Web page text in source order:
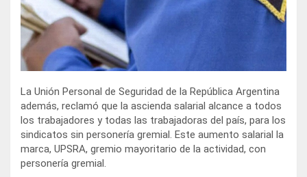
La Unión Personal de Seguridad de la República Argentina
además, reclamó que la ascienda salarial alcance a todos
los trabajadores y todas las trabajadoras del país, para los
sindicatos sin personería gremial. Este aumento salarial la
marca, UPSRA, gremio mayoritario de la actividad, con
personería gremial.